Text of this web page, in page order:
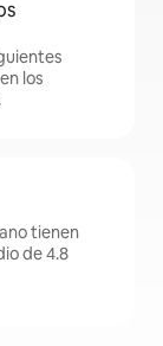
los
tienen
de 4.8